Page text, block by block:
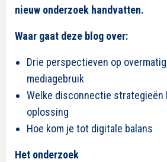
nieuw onderzoek handvatten.
Waar gaat deze blog over:
Drie perspectieven op overmatig
mediagebruik
Welke disconnectie strategieën
oplossing
Hoe kom je tot digitale balans
Het onderzoek